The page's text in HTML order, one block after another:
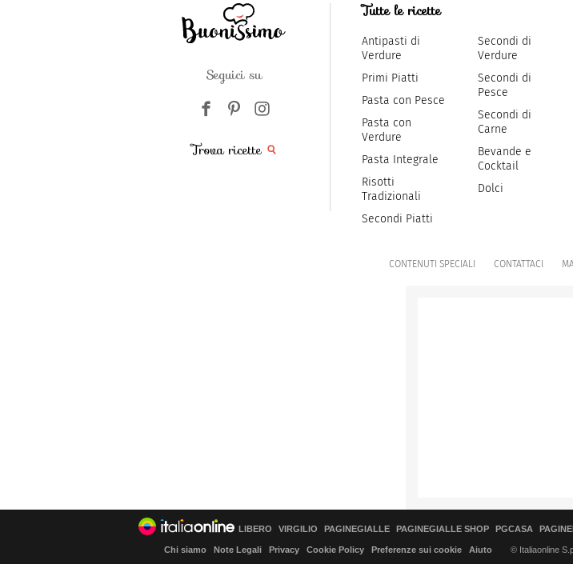
Seguici su
Trova ricette
Tutte le ricette
Antipasti di
Verdure
Primi Piatti
Pasta con Pesce
Pasta con
Verdure
Pasta Integrale
Risotti
Tradizionali
Secondi Piatti
Secondi di
Verdure
Secondi di
Pesce
Secondi di
Carne
Bevande e
Cocktail
Dolci
CONTENUTI SPECIALI CONTATTACI
LIBERO VIRGILIO PAGINEGIALLE PAGINEGIALLE SHOP PGCASA
Chi siamo Note Legali Privacy Cookie Policy Preferenze sui cookie Aiuto © Italiaonline